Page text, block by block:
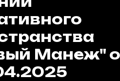
Манеж"